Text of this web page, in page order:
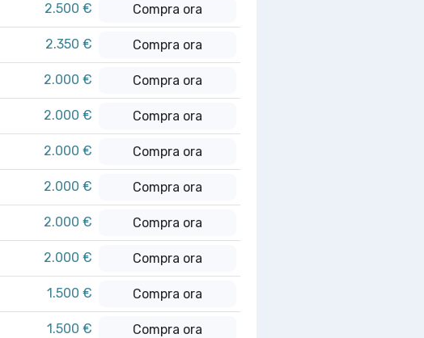
2.500 € Compra ora
2.350 € Compra ora
2.000 € Compra ora
2.000 € Compra ora
2.000 € Compra ora
2.000 € Compra ora
2.000 € Compra ora
2.000 € Compra ora
1.500 € Compra ora
1.500 € Compra ora